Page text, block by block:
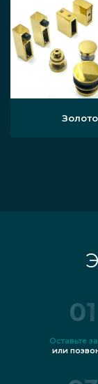
Золото
01
Оставьте
или